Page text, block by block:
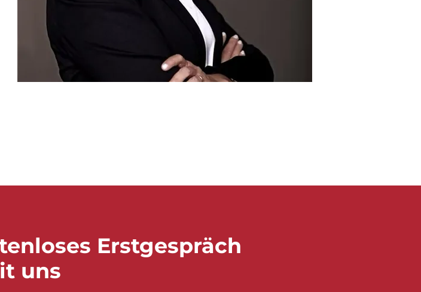
Erstgespräch
uns